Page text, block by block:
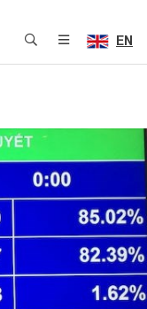
EN